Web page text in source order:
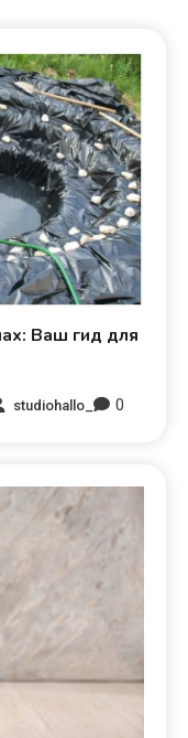
Ваш гид для
studiohallo_ 0